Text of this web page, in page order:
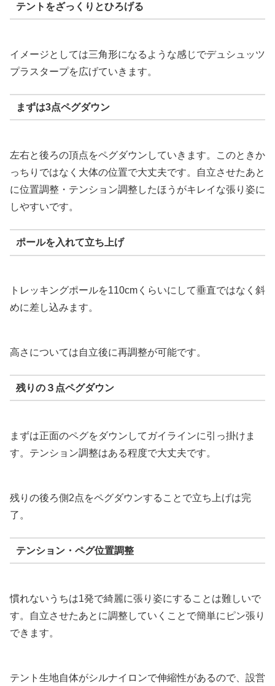
テントをざっくりとひろげる
イメージとしては三角形になるような感じでデュシュッツ
プラスタープを広げていきます。
まずは3点ペグダウン
左右と後ろの頂点をペグダウンしていきます。このときか
っちりではなく大体の位置で大丈夫です。自立させたあと
に位置調整・テンション調整したほうがキレイな張り姿に
しやすいです。
ポールを入れて立ち上げ
トレッキングポールを110cmくらいにして垂直ではなく斜
めに差し込みます。
高さについては自立後に再調整が可能です。
残りの３点ペグダウン
まずは正面のペグをダウンしてガイラインに引っ掛けま
す。テンション調整はある程度で大丈夫です。
残りの後ろ側2点をペグダウンすることで立ち上げは完
了。
テンション・ペグ位置調整
慣れないうちは1発で綺麗に張り姿にすることは難しいで
す。自立させたあとに調整していくことで簡単にピン張り
できます。
テント生地自体がシルナイロンで伸縮性があるので、設営